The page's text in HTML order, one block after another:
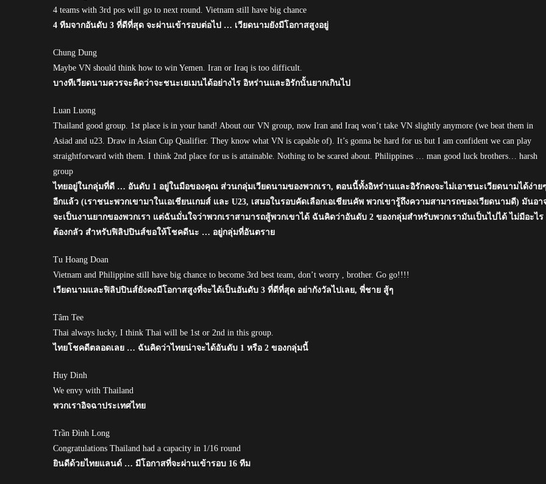
4 teams with 3rd pos will go to next round. Vietnam still have big chance
4 ทีมจากอันดับ 3 ที่ดีที่สุด จะผ่านเข้ารอบต่อไป … เวียดนามยังมีโอกาสสูงอยู่
Chung Dung
Maybe VN should think how to win Yemen. Iran or Iraq is too difficult.
บางทีเวียดนามควรจะคิดว่าจะชนะเยเมนได้อย่างไร อิหร่านและอิรักนั้นยากเกินไป
Luan Luong
Thailand good group. 1st place is in your hand! About our VN group, now Iran and Iraq won’t take VN slightly anymore (we beat them in
Asiad and u23. Draw in Asian Cup Qualifier. They know what VN is capable of). It’s gonna be hard for us but I am confident we can play
straightforward with them. I think 2nd place for us is attainable. Nothing to be scared about. Philippines … man good luck brothers… harsh
group
ไทยอยู่ในกลุ่มที่ดี … อันดับ 1 อยู่ในมือของคุณ ส่วนกลุ่มเวียดนามของพวกเรา, ตอนนี้ทั้งอิหร่านและอิรักคงจะไม่เอาชนะเวียดนามได้ง่าย
อีกแล้ว (เราชนะพวกเขามาในเอเชียนเกมส์ และ U23, เสมอในรอบคัดเลือกเอเชียนคัพ พวกเขารู้ถึงความสามารถของเวียดนามดี) มันอา
จะเป็นงานยากของพวกเรา แต่ฉันมั่นใจว่าพวกเราสามารถสู้พวกเขาได้ ฉันคิดว่าอันดับ 2 ของกลุ่มสำหรับพวกเรามันเป็นไปได้ ไม่มีอะไร
ต้องกลัว สำหรับฟิลิปปินส์ขอให้โชคดีนะ … อยู่กลุ่มที่อันตราย
Tu Hoang Doan
Vietnam and Philippine still have big chance to become 3rd best team, don’t worry , brother. Go go!!!!
เวียดนามและฟิลิปปินส์ยังคงมีโอกาสสูงที่จะได้เป็นอันดับ 3 ที่ดีที่สุด อย่ากังวัลไปเลย, พี่ชาย สู้ๆ
Tâm Tee
Thai always lucky, I think Thai will be 1st or 2nd in this group.
ไทยโชคดีตลอดเลย … ฉันคิดว่าไทยน่าจะได้อันดับ 1 หรือ 2 ของกลุ่มนี้
Huy Dinh
We envy with Thailand
พวกเราอิจฉาประเทศไทย
Trần Đình Long
Congratulations Thailand had a capacity in 1/16 round
ยินดีด้วยไทยแลนด์ … มีโอกาสที่จะผ่านเข้ารอบ 16 ทีม